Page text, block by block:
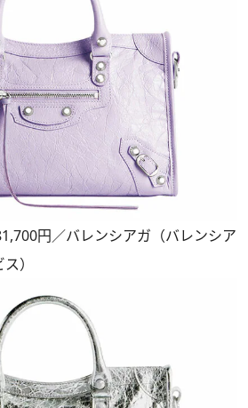
円／バレンシアガ（バレンシア
）